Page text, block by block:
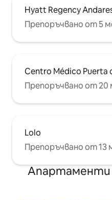
Hyatt Regency
Препоръчвано от 5
Centro Médico Puerta
Препоръчвано от
Lolo
Препоръчвано от
Апартаменти